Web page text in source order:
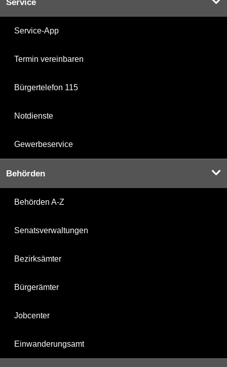
Service
Service-App
Termin vereinbaren
Bürgertelefon 115
Notdienste
Gewerbeservice
Behörden
Behörden A-Z
Senatsverwaltungen
Bezirksämter
Bürgerämter
Jobcenter
Einwanderungsamt